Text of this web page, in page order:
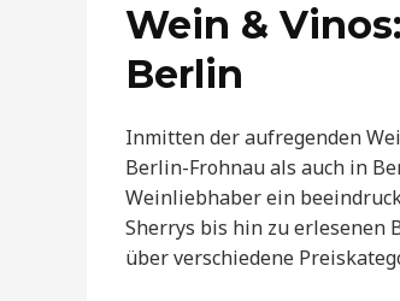
Wein &
Berlin
Inmitten der aufregenden
Berlin-Frohnau als auch in
Weinliebhaber ein
Sherrys bis hin zu erlesenen
über verschiedene